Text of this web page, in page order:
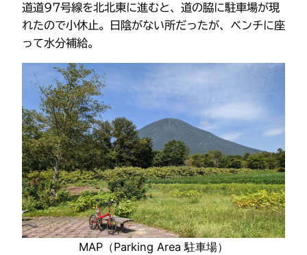
道道97号線を北北東に進むと、道の脇に駐車場が現
れたので小休止。日陰がない所だったが、ベンチに座
って水分補給。
MAP（Parking Area 駐車場）